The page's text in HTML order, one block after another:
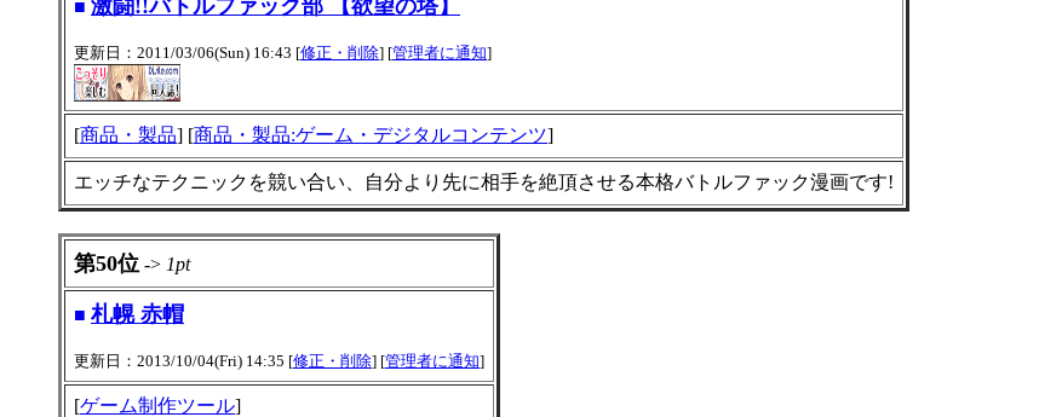
■ 激闘!!バトルファック部 【欲望の塔】
更新日：2011/03/06(Sun) 16:43 [修正・削除] [管理者に通知]
[商品・製品] [商品・製品:ゲーム・デジタルコンテンツ]
エッチなテクニックを競い合い、自分より先に相手を絶頂させる本格バトルファック漫画です!
第50位 -> 1pt
■ 札幌 赤帽
更新日：2013/10/04(Fri) 14:35 [修正・削除] [管理者に通知]
[ゲーム制作ツール]